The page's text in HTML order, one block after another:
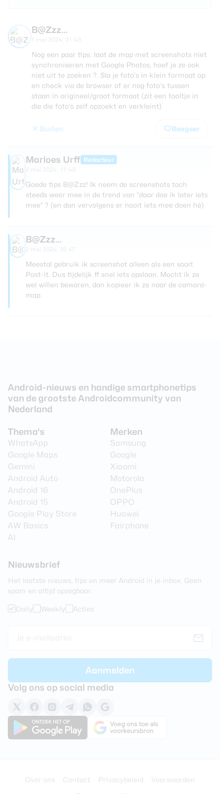
B@Zzz...
Nog een paar tips: laat de map met screenshots niet
synchroniseren met Google Photos, hoef je ze ook
niet uit te zoeken ?. Sla je foto’s in klein formaat op
en check via de browser of er nog foto’s tussen
staan in origineel/groot formaat (zit een tooltje in
die die foto’s zelf opzoekt en verkleint)
Sluiten Reageer
Marloes Urff Redacteur
Goede tips B@Zzz! Ik neem de screenshots toch
steeds weer mee in de trend van ”daar doe ik later iets
mee” ? (en dan vervolgens er nooit iets mee doen hè)
B@Zzz...
Meestal gebruik ik screenshot alleen als een soort
Post-it. Dus tijdelijk ff snel iets opslaan. Mocht ik ze
wel willen bewaren, dan kopieer ik ze naar de camara-
map.
Android-nieuws en handige smartphonetips
van de grootste Androidcommunity van
Nederland
Thema's
WhatsApp
Google Maps
Gemini
Android Auto
Android 16
Android 15
Google Play Store
AW Basics
AI
Merken
Samsung
Google
Xiaomi
Motorola
OnePlus
OPPO
Huawei
Fairphone
Nieuwsbrief
Het laatste nieuws, tips en meer Android in je inbox. Geen
spam en altijd opzegbaar.
Daily Weekly Acties
Volg ons op social media
Over ons Contact Privacybeleid
Voorwaarden